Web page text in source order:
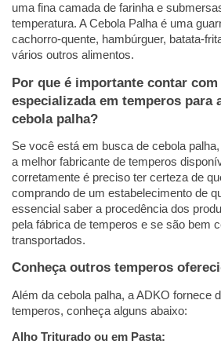
uma fina camada de farinha e
temperatura. A Cebola Palha é uma
cachorro-quente, hambúrguer, batata-
vários outros alimentos.
Por que é importante contar
especializada em temperos para
cebola palha?
Se você está em busca de cebola
a melhor fabricante de temperos
corretamente é preciso ter certeza de
comprando de um estabelecimento de
essencial saber a procedência dos
pela fábrica de temperos e se são bem
transportados.
Conheça outros temperos
Além da cebola palha, a ADKO fornece
temperos, conheça alguns abaixo:
Alho Triturado ou em Pasta: